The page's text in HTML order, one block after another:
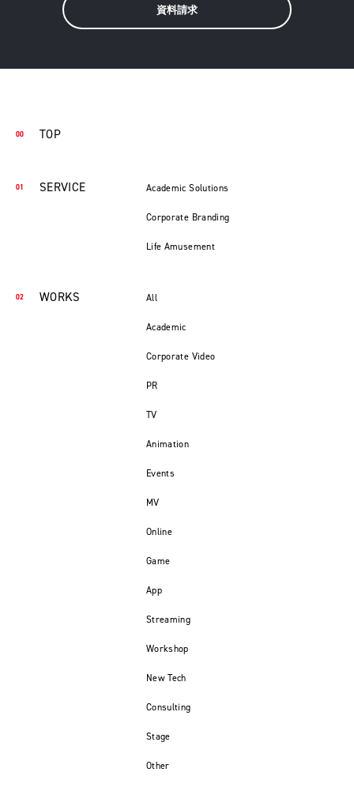
資料請求
TOP
SERVICE Academic Solutions
Corporate Branding
Life Amusement
WORKS All
Academic
Corporate Video
PR
TV
Animation
Events
MV
Online
Game
App
Streaming
Workshop
New Tech
Consulting
Stage
Other